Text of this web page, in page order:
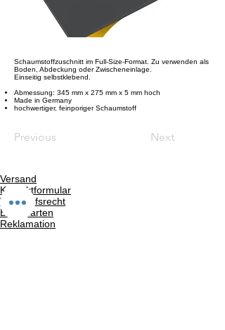
Schaumstoffzuschnitt im Full-Size-Format. Zu verwenden als
Boden, Abdeckung oder Zwischeneinlage.
Einseitig selbstklebend.
Abmessung: 345 mm x 275 mm x 5 mm hoch
Made in Germany
hochwertiger, feinporiger Schaumstoff
Previous Next
Versand
Kontaktformular
Widerrufsrecht
Bezahlarten
Reklamation